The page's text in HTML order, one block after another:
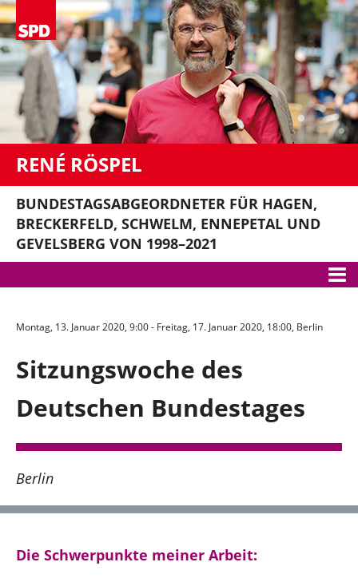
RENÉ RÖSPEL
BUNDESTAGSABGEORDNETER FÜR HAGEN,
BRECKERFELD, SCHWELM, ENNEPETAL UND
GEVELSBERG VON 1998–2021
Hagen und südlicher Ennepe-Ruhr-Kreis
Über mich
Kontakt
Reden
Montag, 13. Januar 2020, 9:00 - Freitag, 17. Januar 2020, 18:00, Berlin
Sitzungswoche des
Deutschen Bundestages
Berlin
Die Schwerpunkte meiner Arbeit: